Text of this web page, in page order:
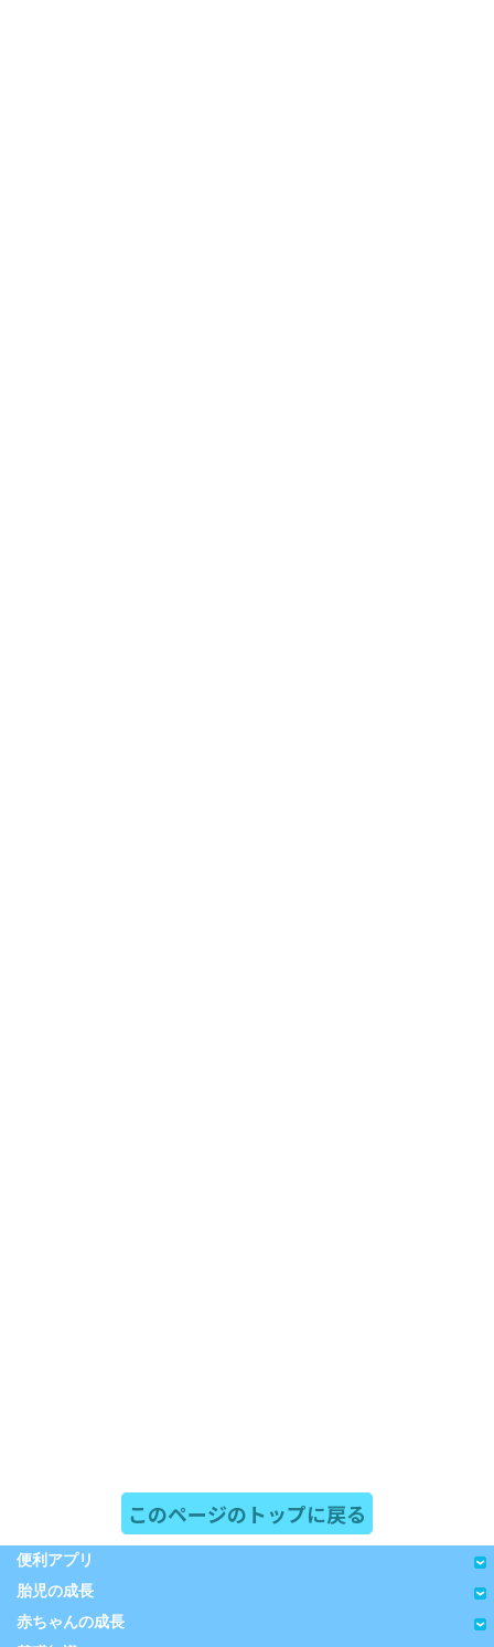
このページのトップに戻る
便利アプリ
胎児の成長
赤ちゃんの成長